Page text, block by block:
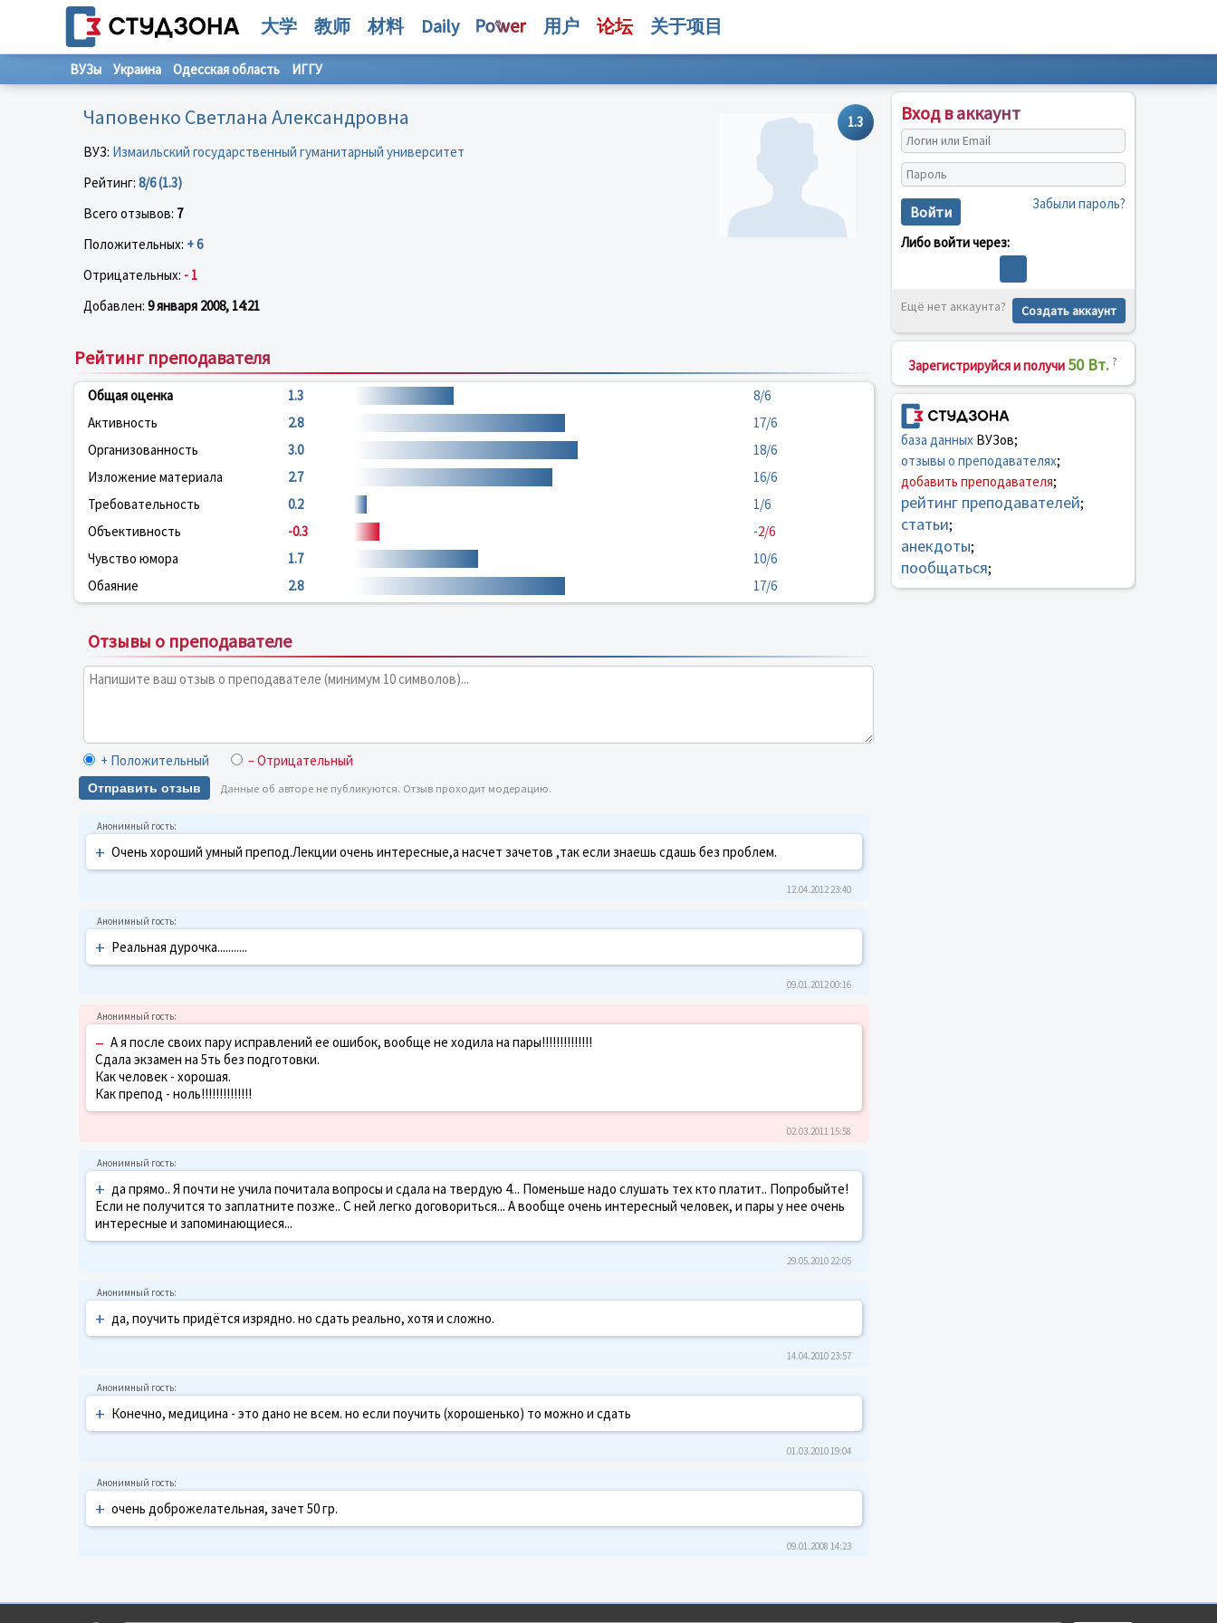
大学 教师 材料 Daily 用户 论坛 关于项目
ВУЗы Украина Одесская область ИГГУ
1.3
Чаповенко Светлана Александровна
ВУЗ: Измаильский государственный гуманитарный университет
Рейтинг: 8/6 (1.3)
Всего отзывов: 7
Положительных: + 6
Отрицательных: - 1
Добавлен: 9 января 2008, 14:21
Рейтинг преподавателя
Общая оценка 1.3
8/6
Активность
2.8
17/6
Организованность
3.0
18/6
Изложение материала
2.7
16/6
Требовательность
0.2
1/6
Объективность
-0.3
-2/6
Чувство юмора
1.7
10/6
Обаяние
2.8 17/6
Отзывы о преподавателе
+ Положительный – Отрицательный
Отправить отзыв Данные об авторе не публикуются. Отзыв проходит модерацию.
+ Очень хороший умный препод.Лекции очень интересные,а насчет зачетов ,так если знаешь сдашь без проблем.
12.04.2012 23:40
+ Реальная дурочка...........
09.01.2012 00:16
– А я после своих пару исправлений ее ошибок, вообще не ходила на пары!!!!!!!!!!!!!!
Сдала экзамен на 5ть без подготовки.
Как человек - хорошая.
Как препод - ноль!!!!!!!!!!!!!!
02.03.2011 15:58
+ да прямо.. Я почти не учила почитала вопросы и сдала на твердую 4... Поменьше надо слушать тех кто платит.. Попробыйте!
Если не получится то заплатните позже.. С ней легко договориться... А вообще очень интересный человек, и пары у нее очень
интересные и запоминающиеся...
29.05.2010 22:05
+ да, поучить придётся изрядно. но сдать реально, хотя и сложно.
14.04.2010 23:57
+ Конечно, медицина - это дано не всем. но если поучить (хорошенько) то можно и сдать
01.03.2010 19:04
+ очень доброжелательная, зачет 50 гр.
09.01.2008 14:23
Вход в аккаунт
Войти Забыли пароль?
Либо войти через:
Ещё нет аккаунта? Создать аккаунт
Зарегистрируйся и получи 50 Вт. ?
база данныхВУЗов;
отзывы о преподавателях;
добавить преподавателя;
рейтинг преподавателей;
статьи;
анекдоты;
пообщаться;